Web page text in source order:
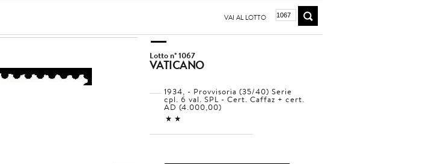
VAI AL LOTTO
Lotto n° 1067
VATICANO
1934, - Provvisoria (35/40) Serie
cpl. 6 val. SPL - Cert. Caffaz + cert.
AD (4.000,00)
11